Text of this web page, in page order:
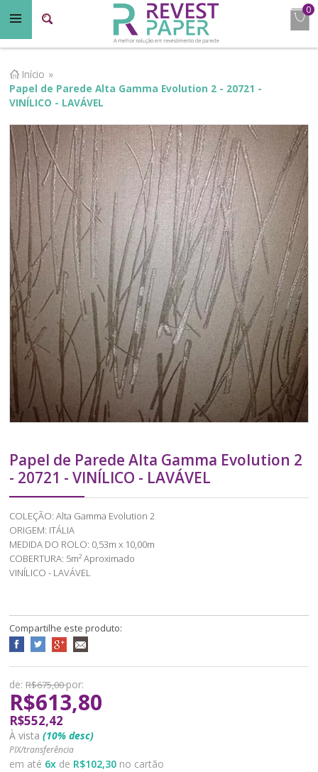
0
Início »
Papel de Parede Alta Gamma Evolution 2 - 20721 -
VINÍLICO - LAVÁVEL
Papel de Parede Alta Gamma Evolution 2
- 20721 - VINÍLICO - LAVÁVEL
COLEÇÃO: Alta Gamma Evolution 2
ORIGEM: ITÁLIA
MEDIDA DO ROLO: 0,53m x 10,00m
COBERTURA: 5m² Aproximado
VINÍLICO - LAVÁVEL
Compartilhe este produto:
de: R$675,00por:
R$613,80
R$552,42
À vista (10% desc)
PIX/transferência
em até 6x de R$102,30 no cartão